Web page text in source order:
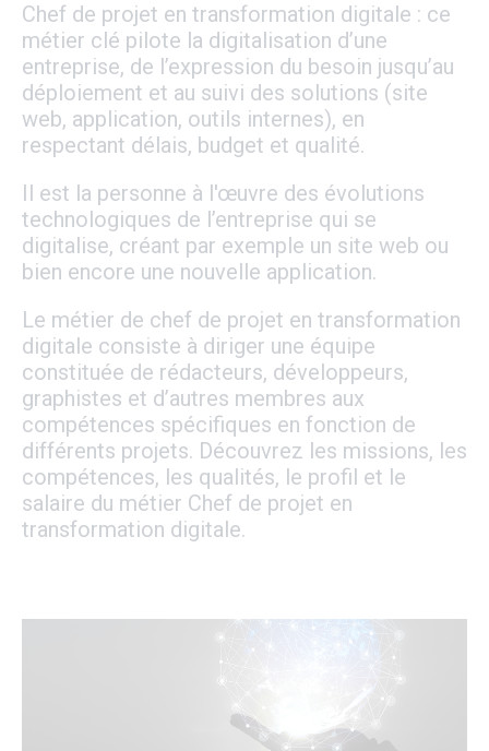
Chef de projet en transformation digitale : ce
métier clé pilote la digitalisation d’une
entreprise, de l’expression du besoin jusqu’au
déploiement et au suivi des solutions (site
web, application, outils internes), en
respectant délais, budget et qualité.
Il est la personne à l'œuvre des évolutions
technologiques de l’entreprise qui se
digitalise, créant par exemple un site web ou
bien encore une nouvelle application.
Le métier de chef de projet en transformation
digitale consiste à diriger une équipe
constituée de rédacteurs, développeurs,
graphistes et d’autres membres aux
compétences spécifiques en fonction de
différents projets. Découvrez les missions, les
compétences, les qualités, le profil et le
salaire du métier Chef de projet en
transformation digitale.